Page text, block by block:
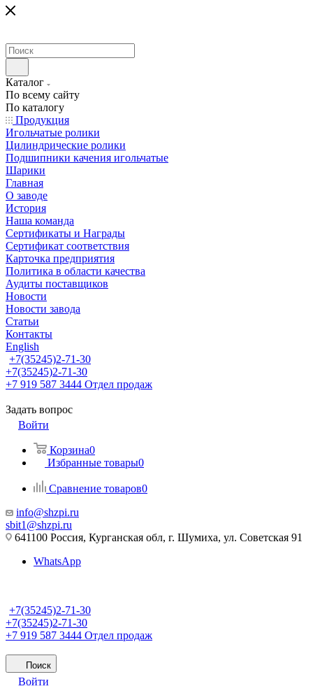
Каталог
По всему сайту
По каталогу
Продукция
Игольчатые ролики
Цилиндрические ролики
Подшипники качения игольчатые
Шарики
Главная
О заводе
История
Наша команда
Сертификаты и Награды
Сертификат соответствия
Карточка предприятия
Политика в области качества
Аудиты поставщиков
Новости
Новости завода
Статьи
Контакты
English
+7(35245)2-71-30
+7(35245)2-71-30
+7 919 587 3444 Отдел продаж
Задать вопрос
Войти
Корзина0
Избранные товары0
Сравнение товаров0
info@shzpi.ru
sbit1@shzpi.ru
641100 Россия, Курганская обл, г. Шумиха, ул. Советская 91
WhatsApp
+7(35245)2-71-30
+7(35245)2-71-30
+7 919 587 3444 Отдел продаж
Поиск
Войти